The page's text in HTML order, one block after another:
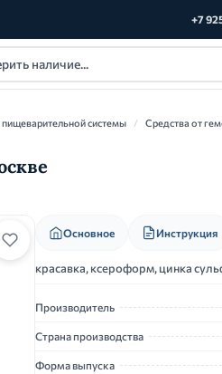
+7
системы / Средства от
Основное Инструкция
красавка, ксероформ, цинка
Производитель
Страна производства
Форма выпуска